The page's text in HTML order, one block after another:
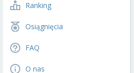
Ranking
Osiągnięcia
FAQ
O nas